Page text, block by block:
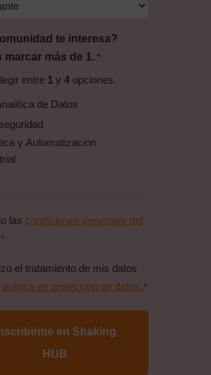
te interesa?
marcar más de 1. *
entre 1y 4opciones.
de Datos
las condiciones generales del
*
el tratamiento de mis datos
politica de protección de datos. *